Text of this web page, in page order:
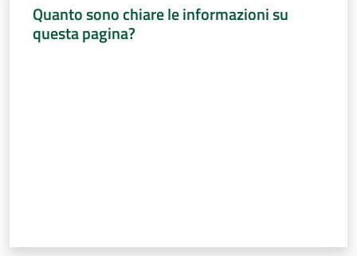
Quanto sono chiare le informazioni su
questa pagina?